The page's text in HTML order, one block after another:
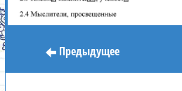
Предыдущее